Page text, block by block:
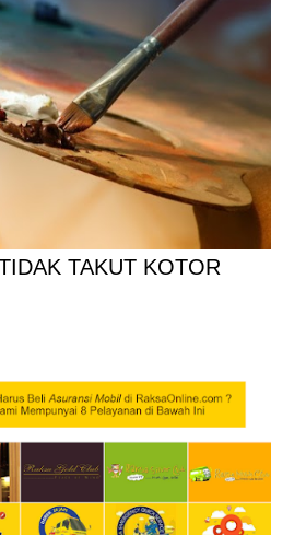
TAKUT KOTOR